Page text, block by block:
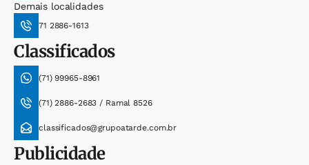
Demais localidades
71 2886-1613
Classificados
(71) 99965-8961
(71) 2886-2683 / Ramal 8526
classificados@grupoatarde.com.br
Publicidade